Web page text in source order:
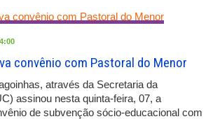
convênio com Pastoral do Menor
através da Secretaria da
assinou nesta quinta-feira, 07, a
de subvenção sócio-educacional com